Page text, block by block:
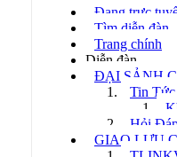
Đang trực
Tìm diễn đàn
Trang chính
Diễn đàn
ĐẠI SẢNH
Tin
Hỏi
GIAO LƯU